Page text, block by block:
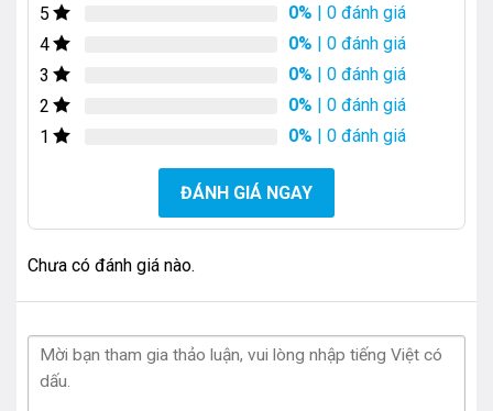
5 0% | 0 đánh giá
4
0% | 0 đánh giá
3
0% | 0 đánh giá
2
0% | 0 đánh giá
1
0% | 0 đánh giá
ĐÁNH GIÁ NGAY
Chưa có đánh giá nào.